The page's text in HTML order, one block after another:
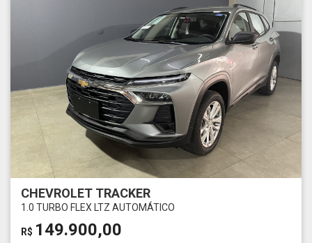
CHEVROLET TRACKER
1.0 TURBO FLEX LTZ AUTOMÁTICO
R$ 149.900,00